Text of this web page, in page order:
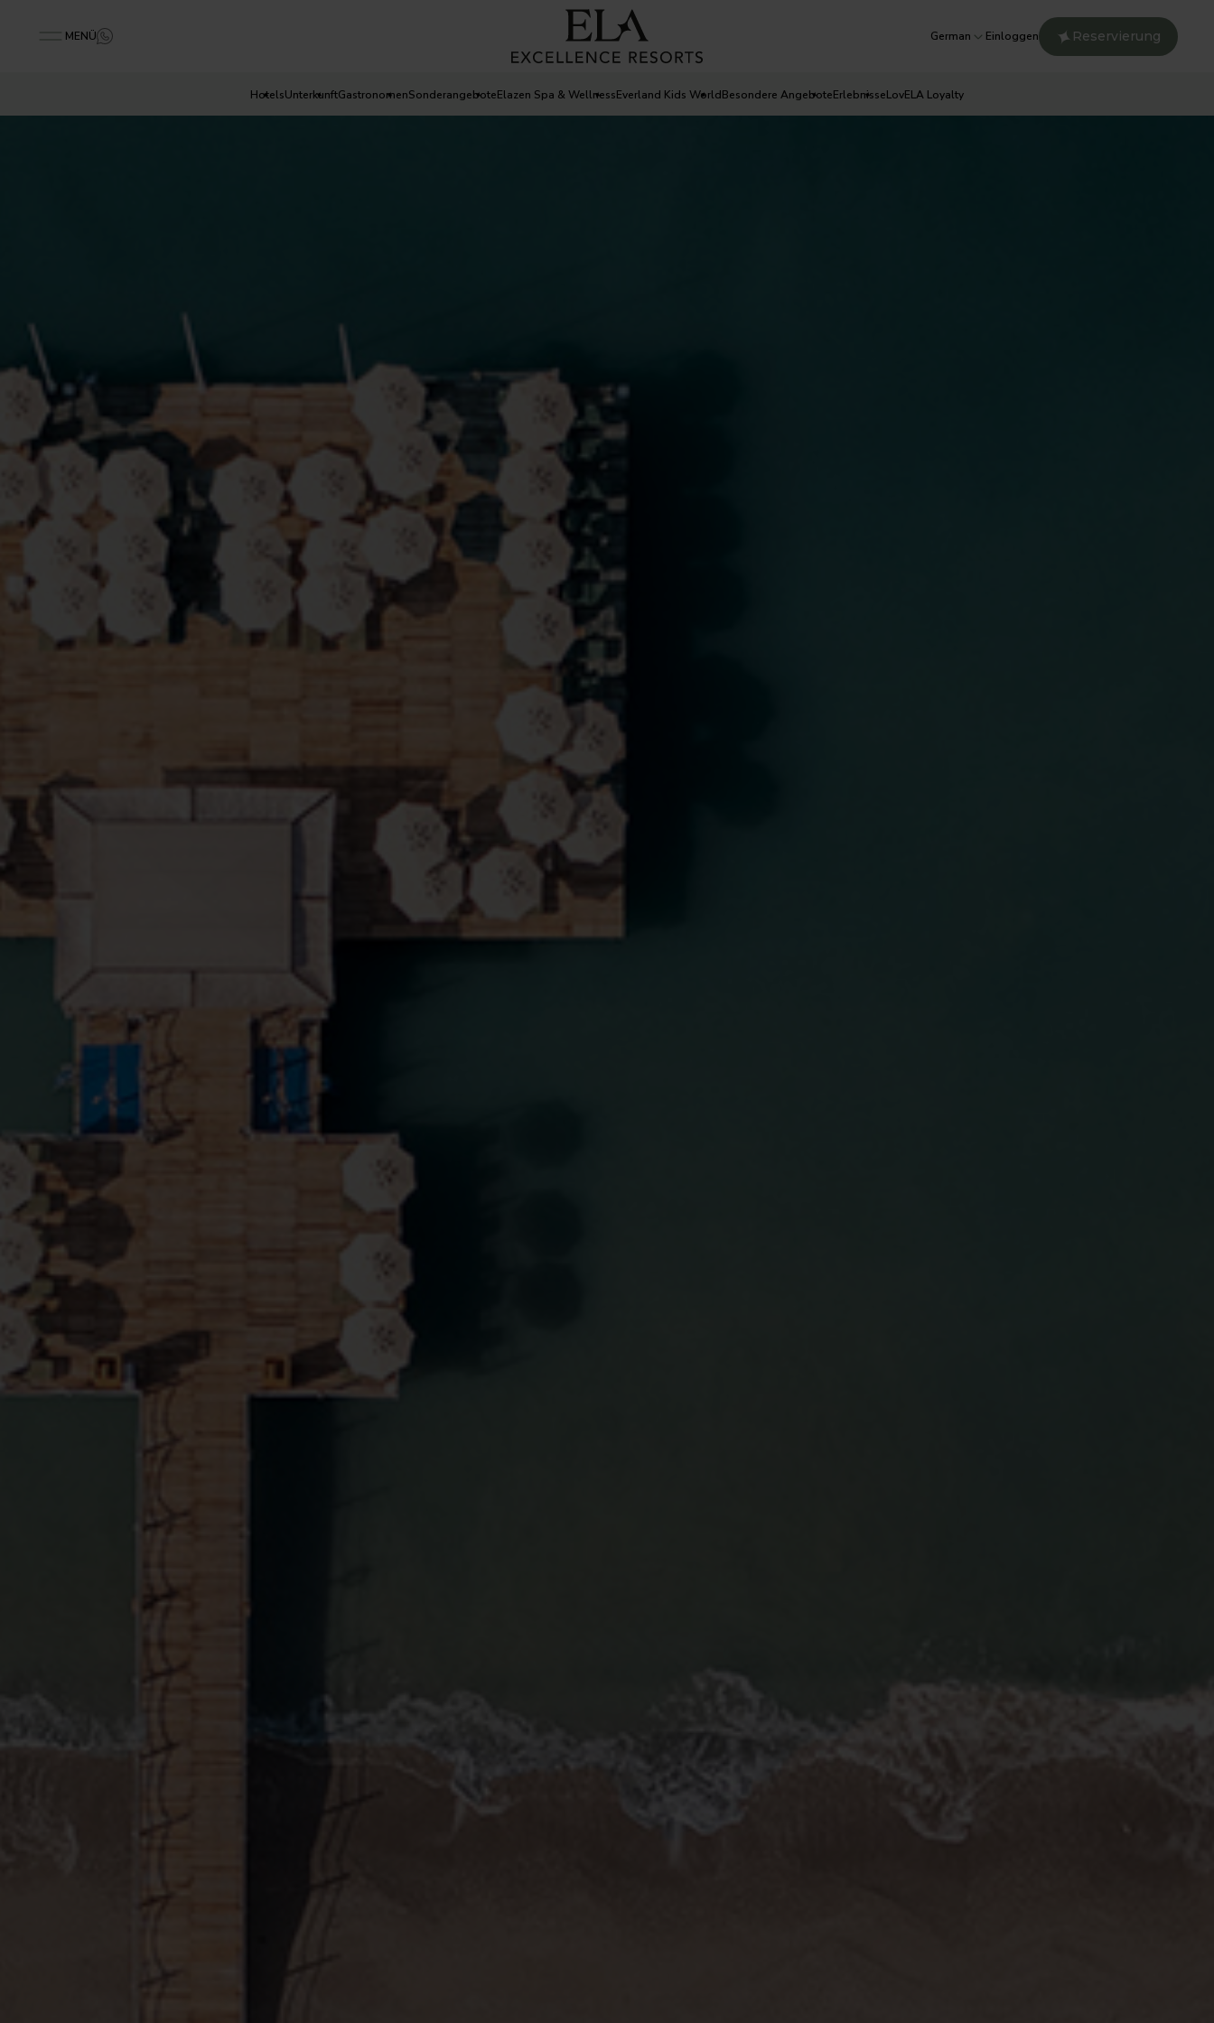
MENÜ German Einloggen Reservierung
HotelsUnterkunftGastronomenSonderangeboteElazen Spa & WellnessEverland Kids WorldBesondere AngeboteErlebnisseLovELA Loyalty